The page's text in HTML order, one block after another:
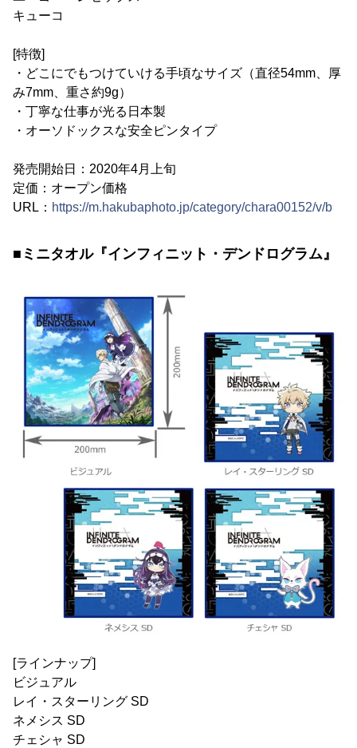
キューコ
[特徴]
・どこにでもつけていける手頃なサイズ（直径54mm、厚
み7mm、重さ約9g）
・丁寧な仕事が光る日本製
・オーソドックスな安全ピンタイプ
発売開始日：2020年4月上旬
定価：オープン価格
URL： https://m.hakubaphoto.jp/category/chara00152/v/b
■ミニタオル『インフィニット・デンドログラム』
[ラインナップ]
ビジュアル
レイ・スターリング SD
ネメシス SD
チェシャ SD